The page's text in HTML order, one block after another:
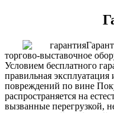
торгово-выставочное
Условием бесплатного
правильная эксплуатация
повреждений по вине
распространяется на
вызванные перегрузкой,